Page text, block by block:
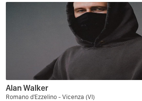
Alan Walker
Romano d'Ezzelino - Vicenza (VI)